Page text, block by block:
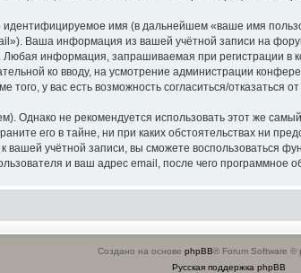
идентифицируемое имя (в дальнейшем «ваше имя
Ваша информация из вашей учётной записи на
информация, запрашиваемая при регистрации
ко вводу, на усмотрение администрации
у вас есть возможность согласиться/
не рекомендуется использовать этот же
его в тайне, ни при каких обстоятельствах ни
вашей учётной записи, вы сможете воспользоваться
и ваш адрес email, после чего программное
Создано на основе phpBB® Forum Software ©
Русская поддержка phpBB